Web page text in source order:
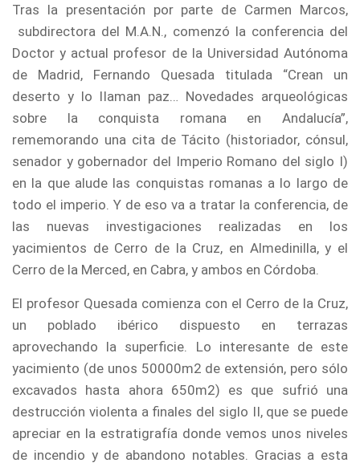
Tras la presentación por parte de Carmen Marcos,
subdirectora del M.A.N., comenzó la conferencia del
Doctor y actual profesor de la Universidad Autónoma
de Madrid, Fernando Quesada titulada “Crean un
deserto y lo llaman paz… Novedades arqueológicas
sobre la conquista romana en Andalucía”,
rememorando una cita de Tácito (historiador, cónsul,
senador y gobernador del Imperio Romano del siglo I)
en la que alude las conquistas romanas a lo largo de
todo el imperio. Y de eso va a tratar la conferencia, de
las nuevas investigaciones realizadas en los
yacimientos de Cerro de la Cruz, en Almedinilla, y el
Cerro de la Merced, en Cabra, y ambos en Córdoba.
El profesor Quesada comienza con el Cerro de la Cruz,
un poblado ibérico dispuesto en terrazas
aprovechando la superficie. Lo interesante de este
yacimiento (de unos 50000m2 de extensión, pero sólo
excavados hasta ahora 650m2) es que sufrió una
destrucción violenta a finales del siglo II, que se puede
apreciar en la estratigrafía donde vemos unos niveles
de incendio y de abandono notables. Gracias a esta